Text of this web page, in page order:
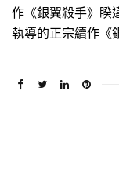
作《銀翼殺手》睽
執導的正宗續作《